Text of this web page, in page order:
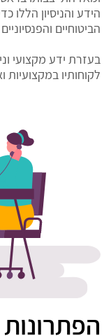
הידע והניסיון הללו
הביטוחיים
בעזרת ידע מקצועי
לקוחותיו במקצועיות